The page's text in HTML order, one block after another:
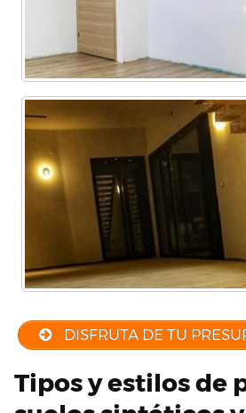
DISFRUTA DE TU
Tipos y estilos de